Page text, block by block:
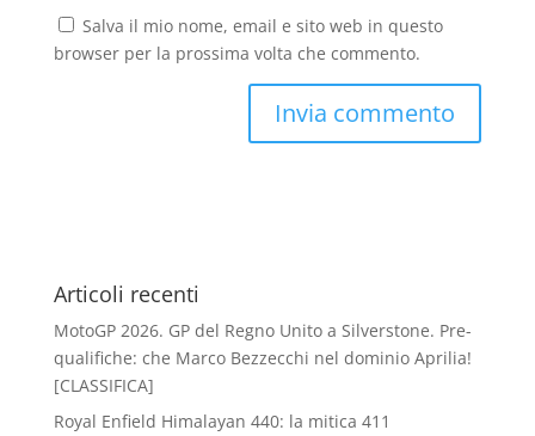
Salva il mio nome, email e sito web in questo
browser per la prossima volta che commento.
Articoli recenti
MotoGP 2026. GP del Regno Unito a Silverstone. Pre-
qualifiche: che Marco Bezzecchi nel dominio Aprilia!
[CLASSIFICA]
Royal Enfield Himalayan 440: la mitica 411